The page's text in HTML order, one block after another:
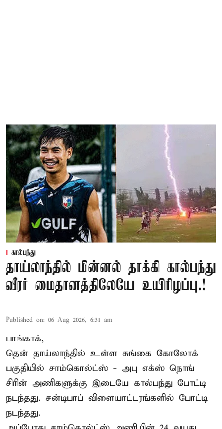
கால்பந்து
தாய்லாந்தில் மின்னல் தாக்கி கால்பந்து
வீரர் மைதானத்திலேயே உயிரிழப்பு.!
Published on: 06 Aug 2026, 6:31 am
பாங்காக்,
தென் தாய்லாந்தில் உள்ள சுங்கை கோலோக்
பகுதியில் சாம்கொல்ட்ஸ் - அபு எக்ஸ் நொங்
சிரின் அணிகளுக்கு இடையே கால்பந்து போட்டி
நடந்தது. சன்டிபாப் விளையாட்டரங்களில் போட்டி
நடந்தது.